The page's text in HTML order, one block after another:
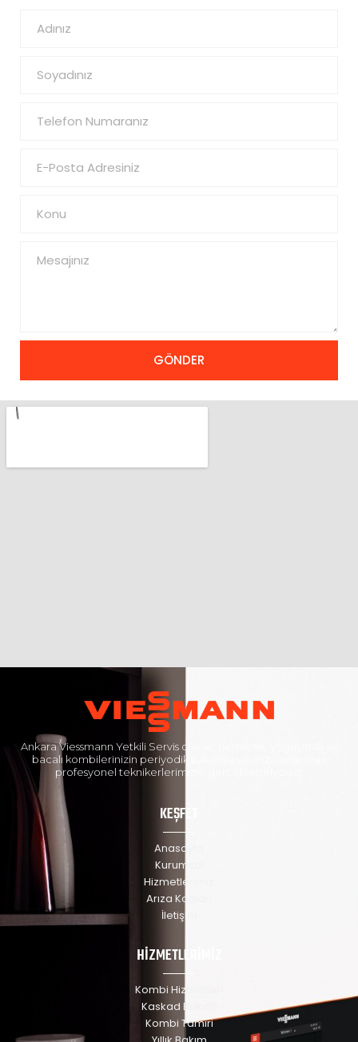
GÖNDER
Ankara Viessmann Yetkili Servis olarak, hermetik, yoğuşmalı ve
bacalı kombilerinizin periyodik bakımını ve arıza onarımını
profesyonel teknikerlerimizle gerçekleştiriyoruz.
KEŞFET
Anasayfa
Kurumsal
Hizmetlerimiz
Arıza Kodları
İletişim
HİZMETLERİMİZ
Kombi Hizmetleri
Kaskad Bakımı
Kombi Tamiri